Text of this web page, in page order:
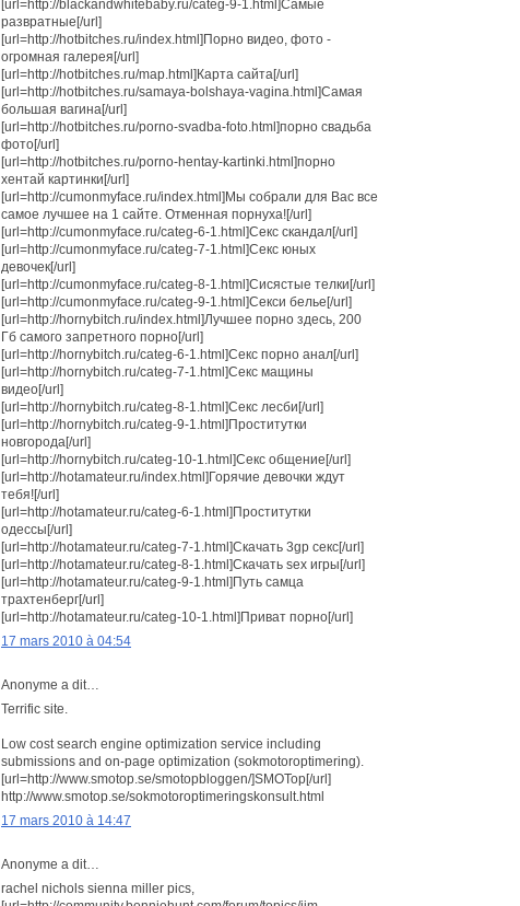
[url=http://blackandwhitebaby.ru/categ-9-1.html]Самые
развратные[/url]
[url=http://hotbitches.ru/index.html]Порно видео, фото -
огромная галерея[/url]
[url=http://hotbitches.ru/map.html]Карта сайта[/url]
[url=http://hotbitches.ru/samaya-bolshaya-vagina.html]Самая
большая вагина[/url]
[url=http://hotbitches.ru/porno-svadba-foto.html]порно свадьба
фото[/url]
[url=http://hotbitches.ru/porno-hentay-kartinki.html]порно
хентай картинки[/url]
[url=http://cumonmyface.ru/index.html]Мы собрали для Вас все
самое лучшее на 1 сайте. Отменная порнуха![/url]
[url=http://cumonmyface.ru/categ-6-1.html]Секс скандал[/url]
[url=http://cumonmyface.ru/categ-7-1.html]Секс юных
девочек[/url]
[url=http://cumonmyface.ru/categ-8-1.html]Сисястые телки[/url]
[url=http://cumonmyface.ru/categ-9-1.html]Секси белье[/url]
[url=http://hornybitch.ru/index.html]Лучшее порно здесь, 200
Гб самого запретного порно[/url]
[url=http://hornybitch.ru/categ-6-1.html]Секс порно анал[/url]
[url=http://hornybitch.ru/categ-7-1.html]Секс мащины
видео[/url]
[url=http://hornybitch.ru/categ-8-1.html]Секс лесби[/url]
[url=http://hornybitch.ru/categ-9-1.html]Проститутки
новгорода[/url]
[url=http://hornybitch.ru/categ-10-1.html]Секс общение[/url]
[url=http://hotamateur.ru/index.html]Горячие девочки ждут
тебя![/url]
[url=http://hotamateur.ru/categ-6-1.html]Проститутки
одессы[/url]
[url=http://hotamateur.ru/categ-7-1.html]Скачать 3gp секс[/url]
[url=http://hotamateur.ru/categ-8-1.html]Скачать sex игры[/url]
[url=http://hotamateur.ru/categ-9-1.html]Путь самца
трахтенберг[/url]
[url=http://hotamateur.ru/categ-10-1.html]Приват порно[/url]
17 mars 2010 à 04:54
Anonyme a dit…
Terrific site.
Low cost search engine optimization service including
submissions and on-page optimization (sokmotoroptimering).
[url=http://www.smotop.se/smotopbloggen/]SMOTop[/url]
http://www.smotop.se/sokmotoroptimeringskonsult.html
17 mars 2010 à 14:47
Anonyme a dit…
rachel nichols sienna miller pics,